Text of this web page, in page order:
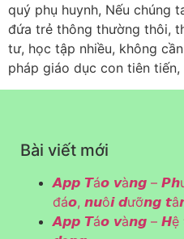
quý phụ huynh, Nếu chúng
đứa trẻ thông thường thôi,
tư, học tập nhiều, không
pháp giáo dục con tiên
Bài viết mới
𝘼𝙥𝙥 𝙏á𝙤 𝙫à𝙣𝙜 –
đá𝙤, 𝙣𝙪ô𝙞 𝙙ưỡ𝙣𝙜
𝘼𝙥𝙥 𝙏á𝙤 𝙫à𝙣𝙜 – 𝙃ệ